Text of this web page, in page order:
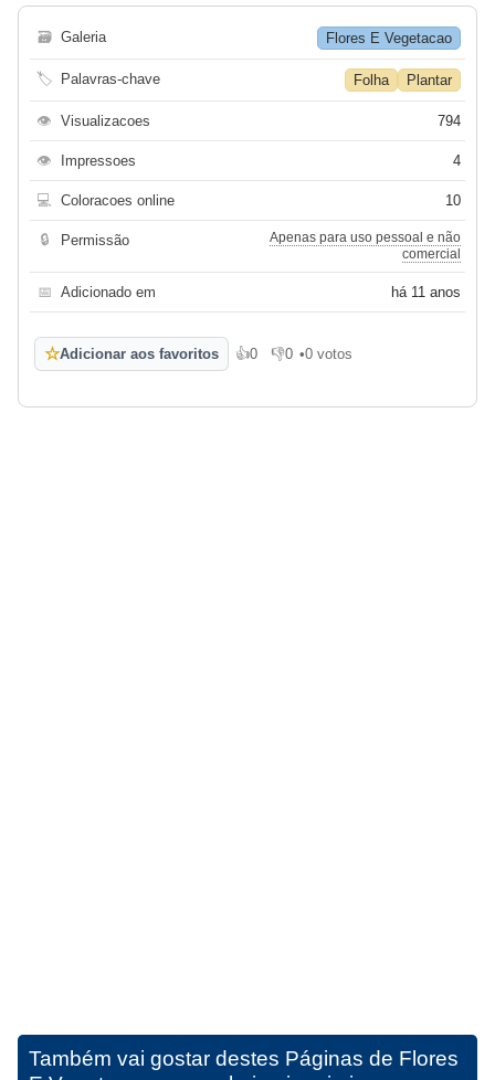
🗃 Galeria Flores E Vegetacao
🏷 Palavras-chave Folha Plantar
👁 Visualizacoes 794
👁 Impressoes 4
💻 Coloracoes online 10
🔒 Permissão
Apenas para uso pessoal e não
comercial
📅 Adicionado em há 11 anos
☆Adicionar aos favoritos 👍0
Gosto 👎0
Não gosto
•0 votos
Também vai gostar destes Páginas de Flores